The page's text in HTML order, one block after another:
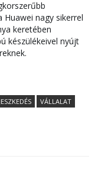
nagy sikerrel
keretében
készülékeivel nyújt
VÁLLALAT